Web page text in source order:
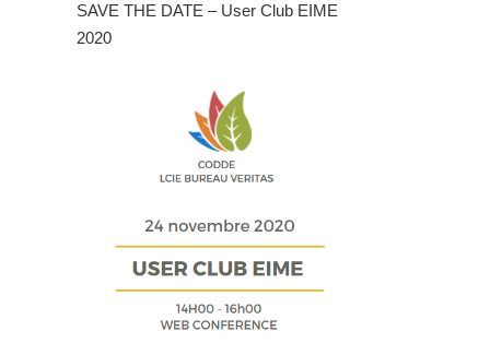
SAVE THE DATE – User Club EIME
2020